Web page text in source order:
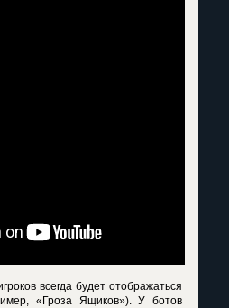
всегда будет отображаться
«Гроза Ящиков»). У ботов